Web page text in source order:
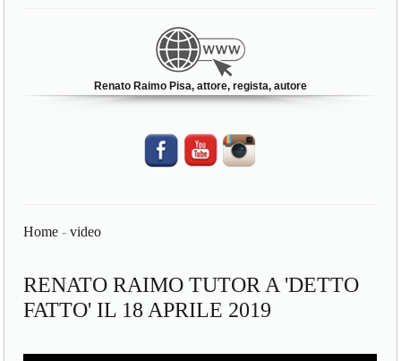
Renato Raimo Pisa, attore, regista, autore
Home -video
RENATO RAIMO TUTOR A 'DETTO
FATTO' IL 18 APRILE 2019